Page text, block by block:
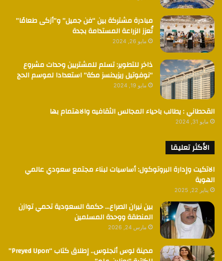
مبادرة مشتركة بين “فن جميل” و”أزكى طعامًا”
تُعزز الزراعة المستدامة بجدة
مايو 26, 2024
ذاخر للتطوير: تسلم للمشتريين وحدات مشروع
“نوفوتيل ريزيدنسز مكة” استعدادا لموسم الحج
مايو 19, 2024
القحطاني : يطالب باحياء المجالس الثقافيه والاهتمام بها
مايو 31, 2024
الأكثر تعليقا
الاتكيت وإدارة البروتوكول: أساسيات لبناء مجتمع سعودي عالمي
الهوية
يناير 22, 2025
بين نيران الصراع… حكمة السعودية تحمي توازن
المنطقة ووحدة المسلمين
مارس 24, 2026
مدينة لوس أنجلوس.. إطلاق كتاب “Preyed Upon”